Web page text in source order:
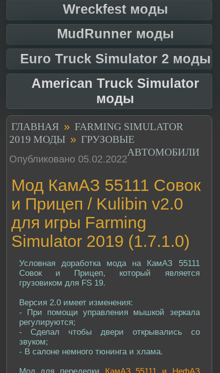
Wreckfest моды
MudRunner моды
Euro Truck Simulator 2 моды
American Truck Simulator
моды
ГЛАВНАЯ » FARMING SIMULATOR
2019 МОДЫ » ГРУЗОВЫЕ
АВТОМОБИЛИ
Опубликовано 05.02.2022
Мод КамАЗ 55111 Совок
и Прицеп / Kulibin v2.0
для игры Farming
Simulator 2019 (1.7.1.0)
Условная доработка мода на КамАЗ 55111
Совок и Прицеп, который является
грузовиком для FS 19.
Версия 2.0 имеет изменения:
- При помощи управления мышкой зеркала
регулируются;
- Сделал чтобы двери открывались со
звуком;
- В салоне немного тюнинга и хлама.
Мод для переделки КамАЗ 55111 и НефАЗ